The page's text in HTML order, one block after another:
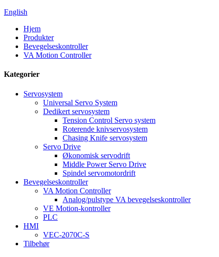
English
Hjem
Produkter
Bevegelseskontroller
VA Motion Controller
Kategorier
Servosystem
Universal Servo System
Dedikert servosystem
Tension Control Servo system
Roterende knivservosystem
Chasing Knife servosystem
Servo Drive
Økonomisk servodrift
Middle Power Servo Drive
Spindel servomotordrift
Bevegelseskontroller
VA Motion Controller
Analog/pulstype VA bevegelseskontroller
VE Motion-kontroller
PLC
HMI
VEC-2070C-S
Tilbehør